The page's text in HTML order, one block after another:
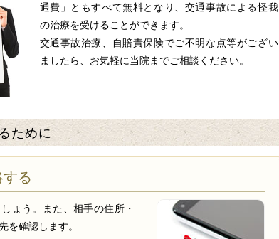
通費」ともすべて無料となり、交通事故による怪我
の治療を受けることができます。
交通事故治療、自賠責保険でご不明な点等がござい
ましたら、お気軽に当院までご相談ください。
ために
る
ょう。また、相手の住所・
を確認します。